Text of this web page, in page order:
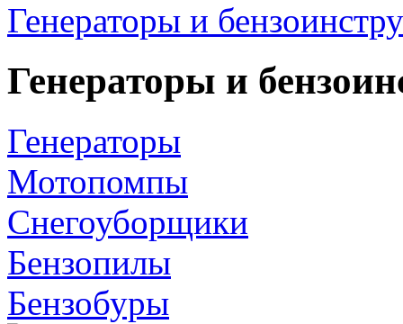
Генераторы и
Генераторы и
Генераторы
Мотопомпы
Снегоуборщики
Бензопилы
Бензобуры